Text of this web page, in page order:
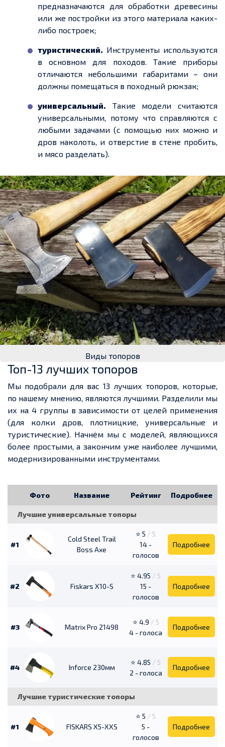
предназначаются для обработки древесины
или же постройки из этого материала каких-
либо построек;
туристический. Инструменты используются
в основном для походов. Такие приборы
отличаются небольшими габаритами – они
должны помещаться в походный рюкзак;
универсальный. Такие модели считаются
универсальными, потому что справляются с
любыми задачами (с помощью них можно и
дров наколоть, и отверстие в стене пробить,
и мясо разделать).
Виды топоров
Топ-13 лучших топоров
Мы подобрали для вас 13 лучших топоров, которые,
по нашему мнению, являются лучшими. Разделили мы
их на 4 группы в зависимости от целей применения
(для колки дров, плотницкие, универсальные и
туристические). Начнём мы с моделей, являющихся
более простыми, а закончим уже наиболее лучшими,
модернизированными инструментами.
Фото Название Рейтинг Подробнее
Лучшие универсальные топоры
#1
Cold Steel Trail
Boss Axe
⭐ 5 / 5
14 -
голосов
Подробнее
#2 Fiskars X10-S
⭐ 4.95 / 5
15 -
голосов
Подробнее
#3 Matrix Pro 21498
⭐ 4.9 / 5
4 - голоса
Подробнее
#4 Inforce 230мм
⭐ 4.85 / 5
2 - голоса
Подробнее
Лучшие туристические топоры
#1 FISKARS X5-XXS
⭐ 5 / 5
5 -
голосов
Подробнее